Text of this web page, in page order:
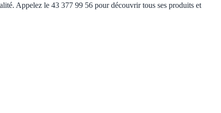
Appelez le 43 377 99 56 pour découvrir tous ses produits et